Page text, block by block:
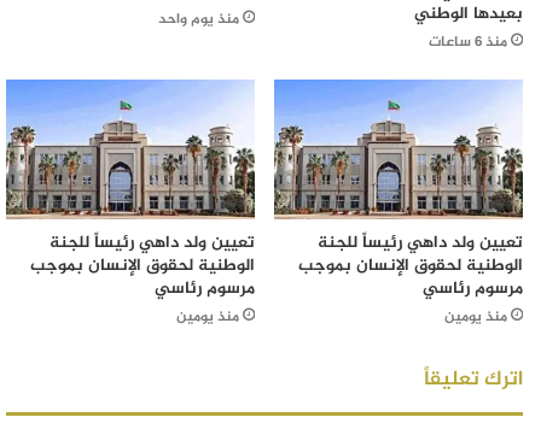
بعيدها الوطني
منذ 6 ساعات
منذ يوم واحد
تعيين ولد داهي رئيساً للجنة
الوطنية لحقوق الإنسان بموجب
مرسوم رئاسي
منذ يومين
تعيين ولد داهي رئيساً للجنة
الوطنية لحقوق الإنسان بموجب
مرسوم رئاسي
منذ يومين
اترك تعليقاً